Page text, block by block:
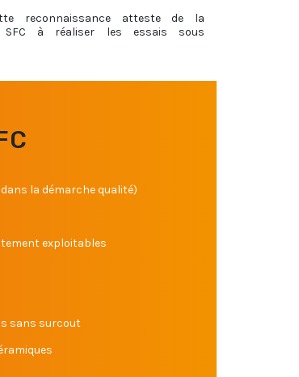
reconnaissance atteste de la
à réaliser les essais sous
la démarche qualité)
exploitables
sans surcout